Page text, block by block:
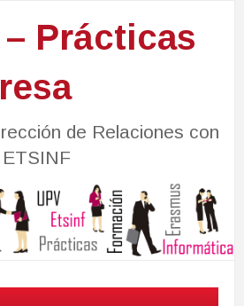
– Prácticas
de Relaciones con